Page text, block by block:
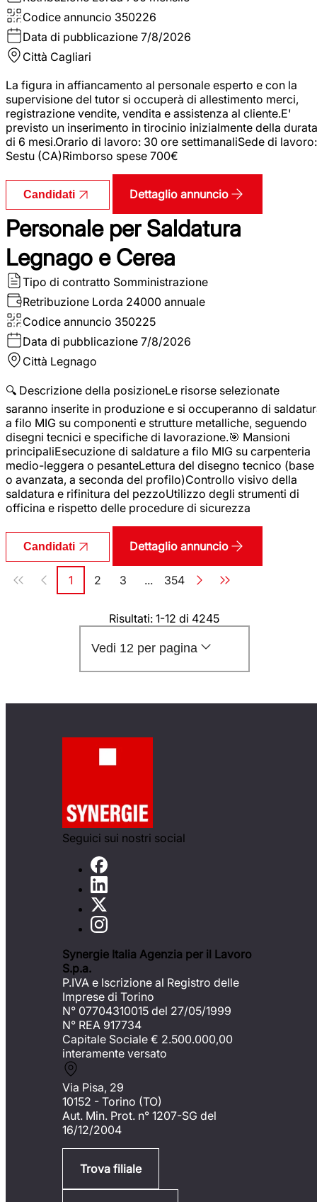
Codice annuncio 350226
Data di pubblicazione 7/8/2026
Città Cagliari
La figura in affiancamento al personale esperto e con la
supervisione del tutor si occuperà di allestimento merci,
registrazione vendite, vendita e assistenza al cliente.E'
previsto un inserimento in tirocinio inizialmente della durata
di 6 mesi.Orario di lavoro: 30 ore settimanaliSede di lavoro:
Sestu (CA)Rimborso spese 700€
Candidati Dettaglio annuncio
Personale per Saldatura
Legnago e Cerea
Tipo di contratto Somministrazione
Retribuzione Lorda 24000 annuale
Codice annuncio 350225
Data di pubblicazione 7/8/2026
Città Legnago
🔍 Descrizione della posizioneLe risorse selezionate
saranno inserite in produzione e si occuperanno di
a filo MIG su componenti e strutture metalliche, seguendo
disegni tecnici e specifiche di lavorazione.🎯 Mansioni
principaliEsecuzione di saldature a filo MIG su carpenteria
medio-leggera o pesanteLettura del disegno tecnico (base
o avanzata, a seconda del profilo)Controllo visivo della
saldatura e rifinitura del pezzoUtilizzo degli strumenti di
officina e rispetto delle procedure di sicurezza
Candidati Dettaglio annuncio
Paginazione
Pagina
1 Pagina
2 Pagina
3 ... Pagina
354
Risultati: 1-12 di 4245
Vedi 12 per pagina
Seguici sui nostri social
Synergie Italia Agenzia per il Lavoro
S.p.a.
P.IVA e Iscrizione al Registro delle
Imprese di Torino
N° 07704310015 del 27/05/1999
N° REA 917734
Capitale Sociale € 2.500.000,00
interamente versato
Via Pisa, 29
10152 - Torino (TO)
Aut. Min. Prot. n° 1207-SG del
16/12/2004
Trova filiale